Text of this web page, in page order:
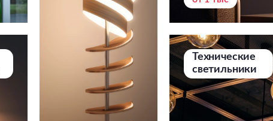
Технические
светильники